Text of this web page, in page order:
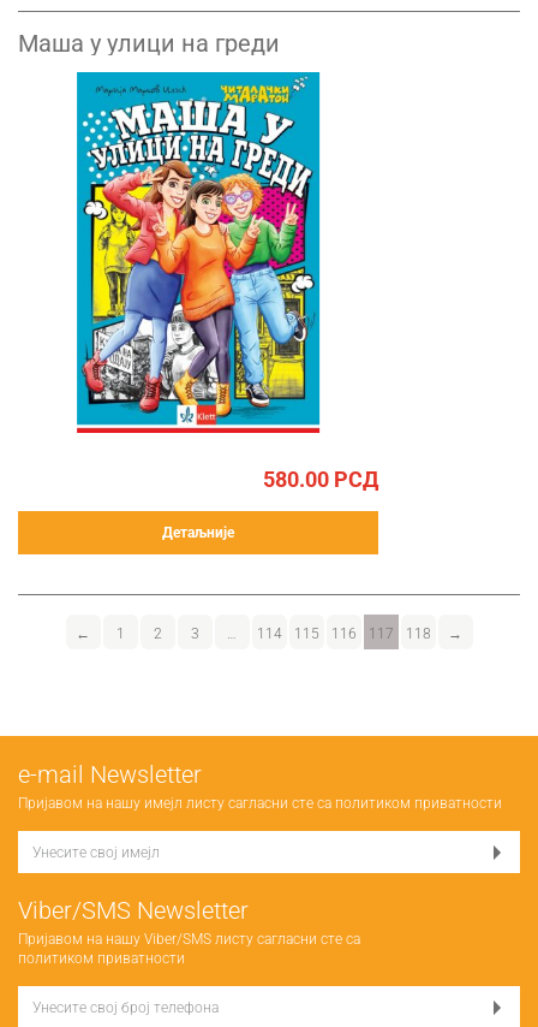
Маша у улици на греди
580.00 РСД
Детаљније
← 1 2 3 114 115 116 117 118 →
е-mail Newsletter
Пријавом на нашу имејл листу сагласни сте са политиком приватности
Viber/SMS Newsletter
Пријавом на нашу Viber/SMS листу сагласни сте са
политиком приватности